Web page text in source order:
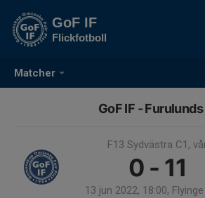
Matcher
GoF IF
Flickfotboll
GoF IF - Furulunds
F13 Sydvästra C1,
0 - 11
13 jun 2022, 18:00,